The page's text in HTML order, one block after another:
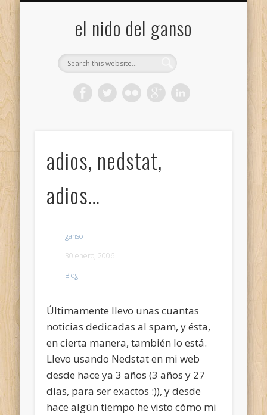
el nido del ganso
adios, nedstat,
adios…
ganso
30 enero, 2006
Blog
Últimamente llevo unas cuantas
noticias dedicadas al spam, y ésta,
en cierta manera, también lo está.
Llevo usando Nedstat en mi web
desde hace ya 3 años (3 años y 27
días, para ser exactos :)), y desde
hace algún tiempo he visto cómo mi